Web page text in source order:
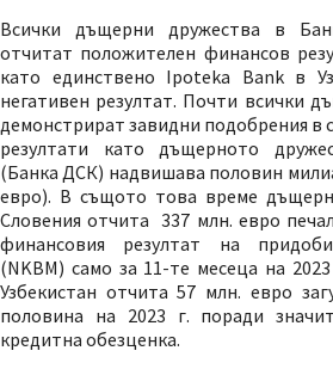
Всички дъщерни дружества в
отчитат положителен финансов
като единствено Ipoteka Bank в
негативен резултат. Почти всички
демонстрират завидни подобрения в
резултати като дъщерното
(Банка ДСК) надвишава половин
евро). В същото това време
Словения отчита 337 млн. евро
финансовия резултат на
(NKBM) само за 11-те месеца на
Узбекистан отчита 57 млн. евро
половина на 2023 г. поради
кредитна обезценка.